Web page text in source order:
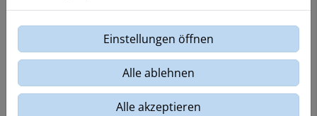
Laden Sie hier bei Bedarf Fotos hoch (max. 15
MB)
Laden Sie hier Ihre Dateien hoch.
Einstellungen öffnen
Alle ablehnen
Alle akzeptieren